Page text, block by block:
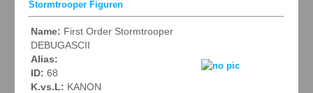
Stormtrooper Figuren
Name: First Order Stormtrooper
DEBUGASCII
Alias:
ID: 68
K.vs.L: KANON